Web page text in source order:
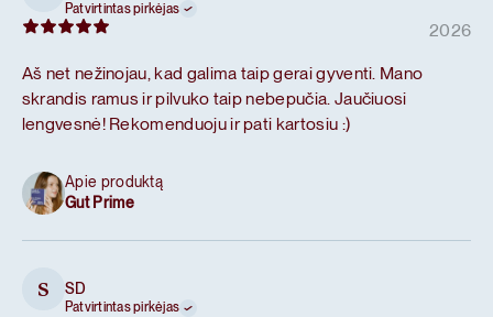
Patvirtintas pirkėjas
2026
Aš net nežinojau, kad galima taip gerai gyventi. Mano
skrandis ramus ir pilvuko taip nebepučia. Jaučiuosi
lengvesnė! Rekomenduoju ir pati kartosiu :)
Apie produktą
Gut Prime
S SD
Patvirtintas pirkėjas